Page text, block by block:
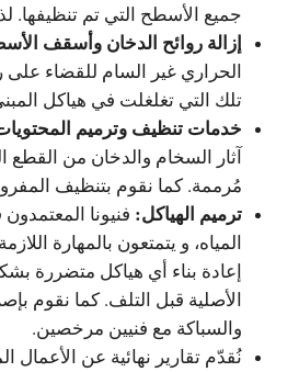
جميع الأسطح التي تم تنظيفها.
إزالة روائح الدخان وأسقف
الحراري غير السام للقضاء
تلك التي تغلغلت في هياكل
خدمات تنظيف وترميم
آثار السخام والدخان من القطع
مُرممة. كما نقوم بتنظيف
ترميم الهياكل: فنيونا
المياه، و يتمتعون بالمهارة
إعادة بناء أي هياكل متضررة
الأصلية قبل التلف. كما نقوم
والسباكة مع فنيين مرخصين.
نُقدّم تقارير نهائية عن الأعمال